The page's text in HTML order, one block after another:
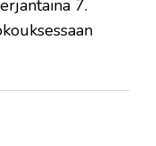
7.